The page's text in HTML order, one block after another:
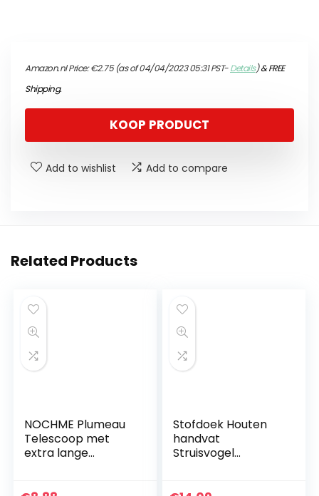
Amazon.nl Price:€2.75(as of 04/04/2023 05:31 PST-Details)&FREE
Shipping.
KOOP PRODUCT
Add to wishlist Add to compare
Related Products
NOCHME Plumeau
Telescoop met
extra lange
Stofdoek Houten
handvat
Struisvogel